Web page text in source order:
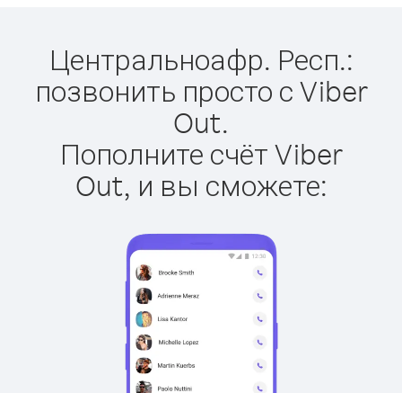
Центральноафр. Респ.:
позвонить просто с Viber
Out.
Пополните счёт Viber
Out, и вы сможете: